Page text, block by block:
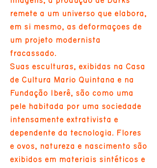
remete a um universo que elabora,
em si mesmo, as deformações de
um projeto modernista
fracassado.
Suas esculturas, exibidas na Casa
de Cultura Mario Quintana e na
Fundação Iberê, são como uma
pele habitada por uma sociedade
intensamente extrativista e
dependente da tecnologia. Flores
e ovos, natureza e nascimento são
exibidos em materiais sintéticos e